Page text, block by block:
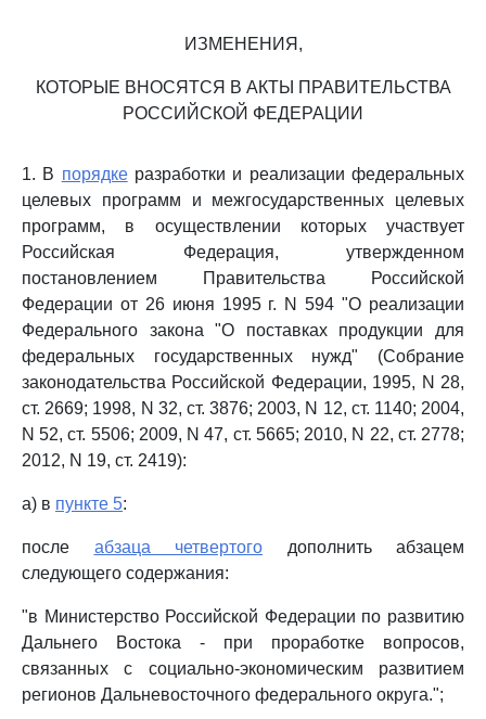
ИЗМЕНЕНИЯ,
КОТОРЫЕ ВНОСЯТСЯ В АКТЫ ПРАВИТЕЛЬСТВА
РОССИЙСКОЙ ФЕДЕРАЦИИ
1. В порядкеразработки и реализации федеральных
целевых программ и межгосударственных целевых
программ, в осуществлении которых участвует
Российская Федерация, утвержденном
постановлением Правительства Российской
Федерации от 26 июня 1995 г. N 594 "О реализации
Федерального закона "О поставках продукции для
федеральных государственных нужд" (Собрание
законодательства Российской Федерации, 1995, N 28,
ст. 2669; 1998, N 32, ст. 3876; 2003, N 12, ст. 1140; 2004,
N 52, ст. 5506; 2009, N 47, ст. 5665; 2010, N 22, ст. 2778;
2012, N 19, ст. 2419):
а) в пункте 5:
после абзаца четвертого дополнить абзацем
следующего содержания:
"в Министерство Российской Федерации по развитию
Дальнего Востока - при проработке вопросов,
связанных с социально-экономическим развитием
регионов Дальневосточного федерального округа.";